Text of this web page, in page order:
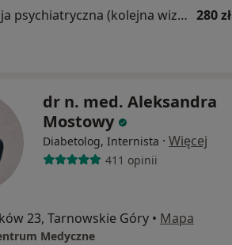
Konsultacja psychiatryczna (kolejna wizyta) 280 zł
dr n. med. Aleksandra
Mostowy
Diabetolog, Internista · Więcej
411 opinii
23, Tarnowskie Góry • Mapa
Medyczne